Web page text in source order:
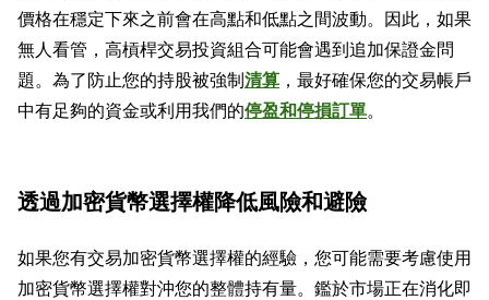
價格在穩定下來之前會在高點和低點之間波動。因此，如果
無人看管，高槓桿交易投資組合可能會遇到追加保證金問
題。為了防止您的持股被強制清算 ，最好確保您的交易帳戶
中有足夠的資金或利用我們的停盈和停損訂單。
透過加密貨幣選擇權降低風險和避險
如果您有交易加密貨幣選擇權的經驗，您可能需要考慮使用
加密貨幣選擇權對沖您的整體持有量。鑑於市場正在消化即